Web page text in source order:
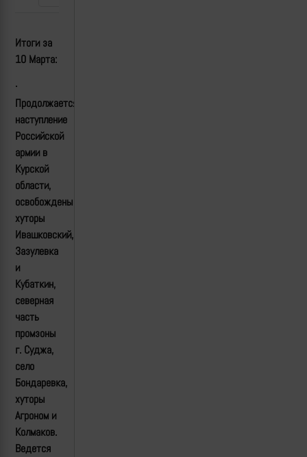
Итоги за
10 Марта:
·
Продолжается
наступление
Российской
армии в
Курской
области,
освобождены
хуторы
Ивашковский,
Зазулевка
и
Кубаткин,
северная
часть
промзоны
г. Суджа,
село
Бондаревка,
хуторы
Агроном и
Колмаков.
Ведется